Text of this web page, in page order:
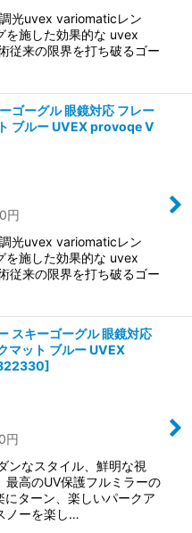
光uvex variomaticレン
を施した効果的な uvex
従来の限界を打ち破るゴー
ゴーグル 眼鏡対応 フレー
ブルー UVEX provoqe V
円
光uvex variomaticレン
を施した効果的な uvex
従来の限界を打ち破るゴー
スキーゴーグル 眼鏡対応
マット ブルー UVEX
]
円
ンなスタイル、鮮明な視
最高のUV保護フルミラーの
ターン、楽しいパークア
ノーを楽し…